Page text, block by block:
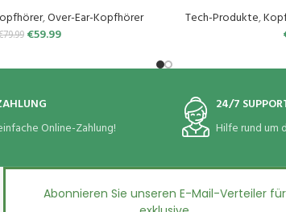
– Blau
,Over-Ear-Kopfhörer
79.99 €59.99
Telefonieren
Tech-Produkte,
Online-Zahlung!
24/7
Hilfe rund um
Abonnieren Sie unseren E-Mail-Verteiler für